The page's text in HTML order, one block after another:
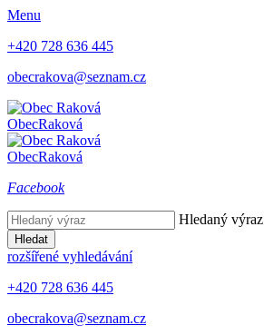
Menu
+420 728 636 445
obecrakova@seznam.cz
ObecRaková
ObecRaková
Facebook
Hledaný výraz
Hledat
rozšířené vyhledávání
+420 728 636 445
obecrakova@seznam.cz